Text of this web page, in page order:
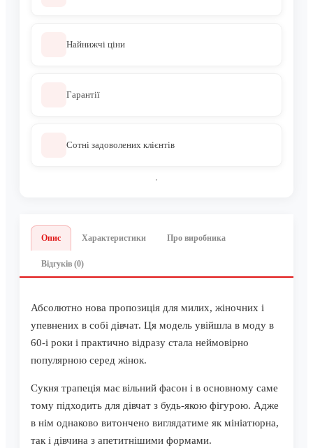
Найнижчі ціни
Гарантії
Сотні задоволених клієнтів
Опис Характеристики Про виробника
Відгуків (0)
Абсолютно нова пропозиція для милих, жіночних і
упевнених в собі дівчат. Ця модель увійшла в моду в
60-і роки і практично відразу стала неймовірно
популярною серед жінок.
Сукня трапеція має вільний фасон і в основному саме
тому підходить для дівчат з будь-якою фігурою. Адже
в нім однаково витончено виглядатиме як мініатюрна,
так і дівчина з апетитнішими формами.